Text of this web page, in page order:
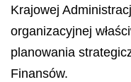
Krajowej
organizacyjnej
planowania
Finansów.